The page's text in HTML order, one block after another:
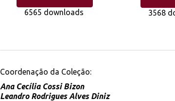
6565 downloads
3568
Coordenação da Coleção:
Ana Cecília Cossi Bizon
Leandro Rodrigues Alves Diniz